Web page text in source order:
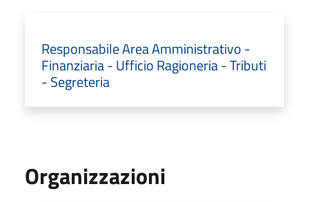
Responsabile Area Amministrativo -
Finanziaria - Ufficio Ragioneria - Tributi
- Segreteria
Organizzazioni